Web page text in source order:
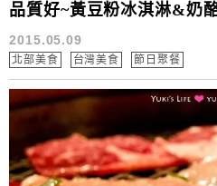
品質好~黃豆粉冰淇淋&奶
2015.05.09
北部美食 台灣美食 節日聚餐